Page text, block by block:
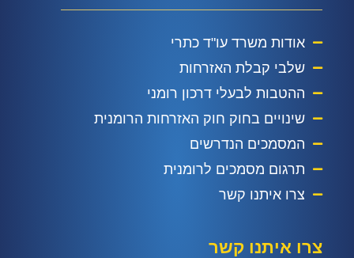
אודות משרד עו"ד כתרי
שלבי קבלת האזרחות
ההטבות לבעלי דרכון רומני
שינויים בחוק חוק האזרחות הרומנית
המסמכים הנדרשים
תרגום מסמכים לרומנית
צרו איתנו קשר
צרו איתנו קשר